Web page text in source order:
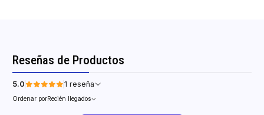
Reseñas de Productos
5.0 1 reseña
Ordenar porRecién llegados